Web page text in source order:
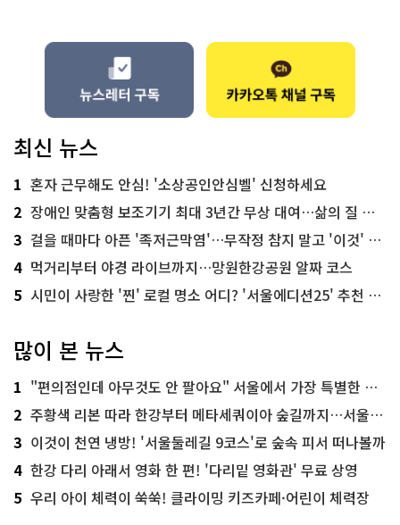
최신 뉴스
1 혼자 근무해도 안심! '소상공인안심벨' 신청하세요
2 장애인 맞춤형 보조기기 최대 3년간 무상 대여…삶의 질 높인다
3 걸을 때마다 아픈 '족저근막염'…무작정 참지 말고 '이것' 해보세요!
4 먹거리부터 야경 라이브까지…망원한강공원 알짜 코스
5 시민이 사랑한 '찐' 로컬 명소 어디? '서울에디션25' 추천 코스
많이 본 뉴스
1 "편의점인데 아무것도 안 팔아요" 서울에서 가장 특별한 편의점의 정체
2 주황색 리본 따라 한강부터 메타세쿼이아 숲길까지…서울둘레길 15코스
3 이것이 천연 냉방! '서울둘레길 9코스'로 숲속 피서 떠나볼까
4 한강 다리 아래서 영화 한 편! '다리밑 영화관' 무료 상영
5 우리 아이 체력이 쑥쑥! 클라이밍 키즈카페·어린이 체력장